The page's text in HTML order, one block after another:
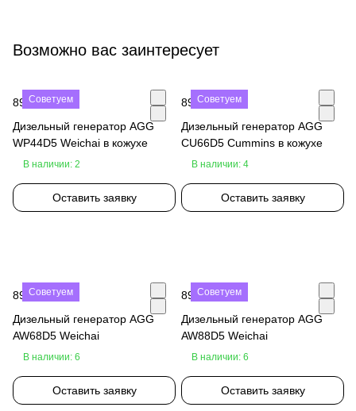
Возможно вас заинтересует
Советуем
890 000 ₽
Дизельный генератор AGG
WP44D5 Weichai в кожухе
В наличии: 2
Оставить заявку
Советуем
890 000 ₽
Дизельный генератор AGG
CU66D5 Cummins в кожухе
В наличии: 4
Оставить заявку
Советуем
890 000 ₽
Дизельный генератор AGG
AW68D5 Weichai
В наличии: 6
Оставить заявку
Советуем
890 000 ₽
Дизельный генератор AGG
AW88D5 Weichai
В наличии: 6
Оставить заявку